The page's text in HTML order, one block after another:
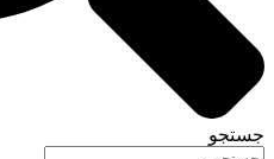
جستجو